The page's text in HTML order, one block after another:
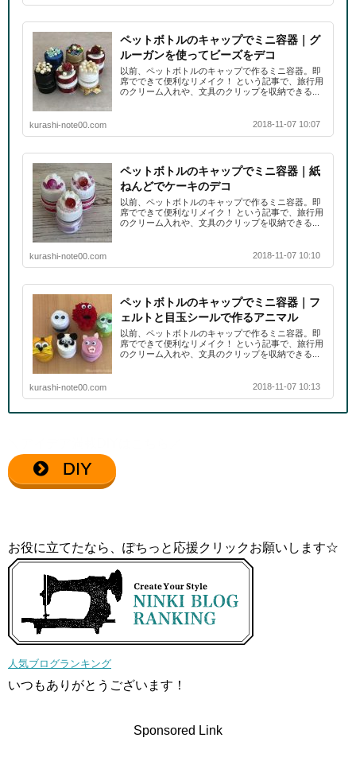
ペットボトルのキャップでミニ容器｜グ
ルーガンを使ってビーズをデコ
以前、ペットボトルのキャップで作るミニ容器。即
席でできて便利なリメイク！ という記事で、旅行用
のクリーム入れや、文具のクリップを収納できる...
kurashi-note00.com 2018-11-07 10:07
ペットボトルのキャップでミニ容器｜紙
ねんどでケーキのデコ
以前、ペットボトルのキャップで作るミニ容器。即
席でできて便利なリメイク！ という記事で、旅行用
のクリーム入れや、文具のクリップを収納できる...
kurashi-note00.com 2018-11-07 10:10
ペットボトルのキャップでミニ容器｜フ
ェルトと目玉シールで作るアニマル
以前、ペットボトルのキャップで作るミニ容器。即
席でできて便利なリメイク！ という記事で、旅行用
のクリーム入れや、文具のクリップを収納できる...
kurashi-note00.com 2018-11-07 10:13
DIY
お役に立てたなら、ぽちっと応援クリックお願いします☆
人気ブログランキング
いつもありがとうございます！
Sponsored Link